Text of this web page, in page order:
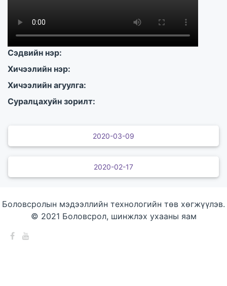
Сэдвийн нэр:
Хичээлийн нэр:
Хичээлийн агуулга:
Суралцахуйн зорилт:
2020-03-09
2020-02-17
Боловсролын мэдээллийн технологийн төв хөгжүүлэв.
© 2021 Боловсрол, шинжлэх ухааны яам